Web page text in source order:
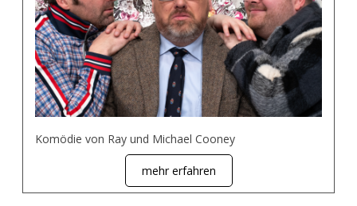
Komödie von Ray und Michael Cooney
mehr erfahren